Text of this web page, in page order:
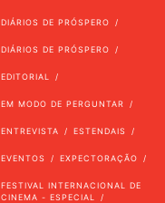
DIÁRIOS DE PRÓSPERO
DIÁRIOS DE PRÓSPERO
EDITORIAL
EM MODO DE PERGUNTAR
ENTREVISTA ESTENDAIS
EVENTOS EXPECTORAÇÃO
FESTIVAL INTERNACIONAL DE
CINEMA - ESPECIAL